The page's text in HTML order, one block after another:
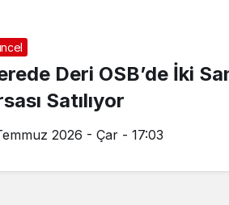
Deri OSB’de İki
Satılıyor
2026 - Çar - 17:03